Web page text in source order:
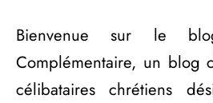
Bienvenue sur le
Complémentaire, un blog
célibataires chrétiens